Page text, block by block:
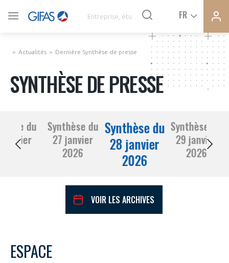
FR
SYNTHÈSE DE PRESSE
COMMUNIQUÉS DE PRESSE
Actualités Dernière Synthèse de presse
SYNTHÈSE DE PRESSE
du
janvier
2026
Synthèse du
27 janvier
2026
Synthèse du
28 janvier
2026
Synthèse du
29 janvier
2026
VOIR LES ARCHIVES
ESPACE
VOUS ÊTES ADHÉRENTS
CONNEXION
PAS ENCORE ADHÉRENT ?
Rejoignez une filière d’excellence et développez
DEMANDE D’ADHÉSION
Avez-vous un statut de droit français ?